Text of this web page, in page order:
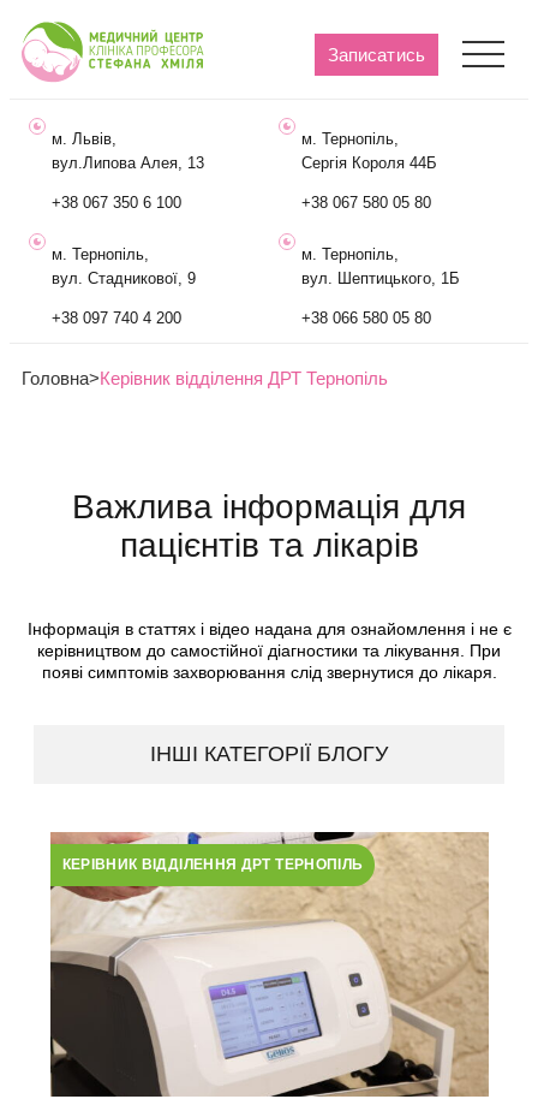
м. Львів,
вул.Липова Алея, 13
+38 067 350 6 100
м. Тернопіль,
Сергія Короля 44Б
+38 067 580 05 80
м. Тернопіль,
вул. Стадникової, 9
+38 097 740 4 200
м. Тернопіль,
вул. Шептицького, 1Б
+38 066 580 05 80
Записатись
Головна>Керівник відділення ДРТ Тернопіль
Важлива інформація для
пацієнтів та лікарів
Інформація в статтях і відео надана для ознайомлення і не є
керівництвом до самостійної діагностики та лікування. При
появі симптомів захворювання слід звернутися до лікаря.
ІНШІ КАТЕГОРІЇ БЛОГУ
КЕРІВНИК ВІДДІЛЕННЯ ДРТ ТЕРНОПІЛЬ